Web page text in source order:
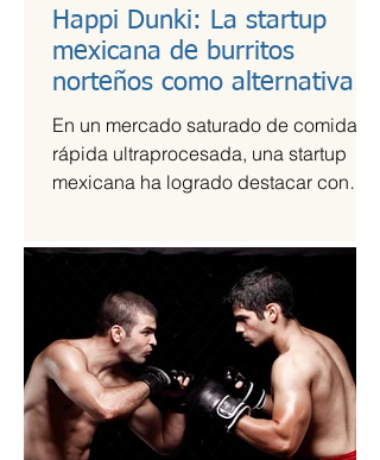
Happi Dunki: La startup
mexicana de burritos
norteños como alternativa
nutritiva
En un mercado saturado de comida
rápida ultraprocesada, una startup
mexicana ha logrado destacar con
marca de burritos norteños creada por
la emprendedora Camila García-
Castells, que combina tradición
culinaria con innovación y conciencia
nutricional.